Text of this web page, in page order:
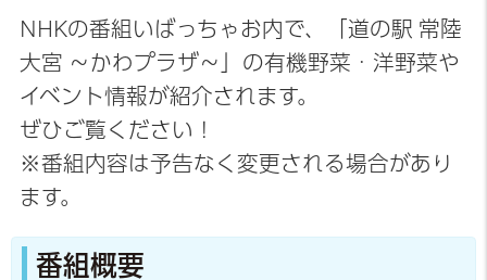
NHKの番組いばっちゃお内で、「道の駅 常陸
大宮 ～かわプラザ～」の有機野菜・洋野菜や
イベント情報が紹介されます。
ぜひご覧ください！
※番組内容は予告なく 変更される場合があり
ます。
番組概要